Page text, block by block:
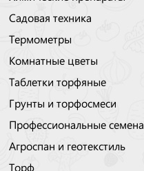
Садовая техника
Термометры
Комнатные цветы
Таблетки торфяные
Грунты и торфосмеси
Профессиональные семена
Агроспан и геотекстиль
Торф